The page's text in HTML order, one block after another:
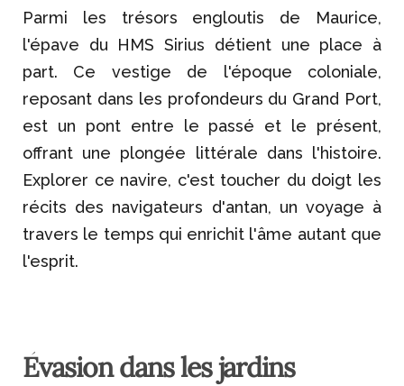
Parmi les trésors engloutis de Maurice,
l'épave du HMS Sirius détient une place à
part. Ce vestige de l'époque coloniale,
reposant dans les profondeurs du Grand Port,
est un pont entre le passé et le présent,
offrant une plongée littérale dans l'histoire.
Explorer ce navire, c'est toucher du doigt les
récits des navigateurs d'antan, un voyage à
travers le temps qui enrichit l'âme autant que
l'esprit.
Évasion dans les jardins